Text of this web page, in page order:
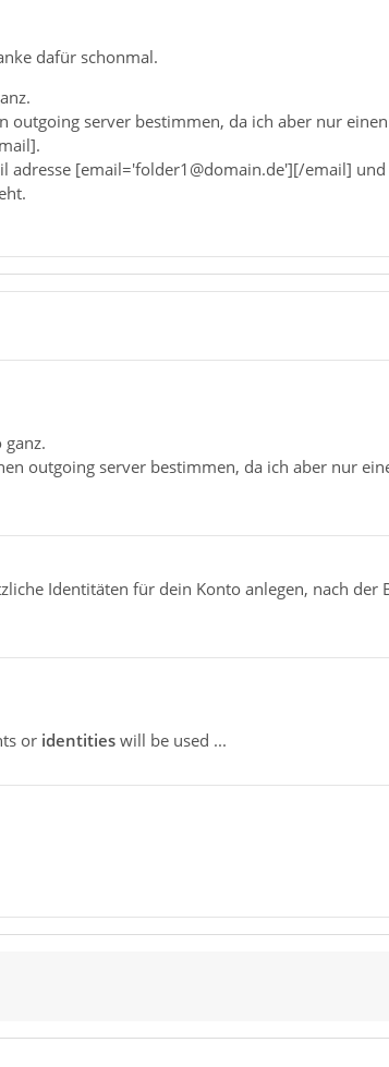
dafür schonmal.
outgoing server bestimmen, da ich aber nur
adresse [email='folder1@domain.de'][/email]
outgoing server bestimmen, da ich aber nur
Identitäten für dein Konto anlegen, nach
or identitieswill be used ...